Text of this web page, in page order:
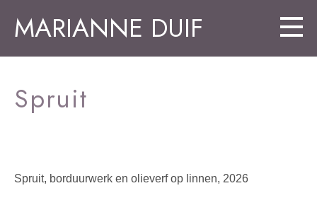
MARIANNE DUIF
Spruit
Spruit, borduurwerk en olieverf op linnen, 2026